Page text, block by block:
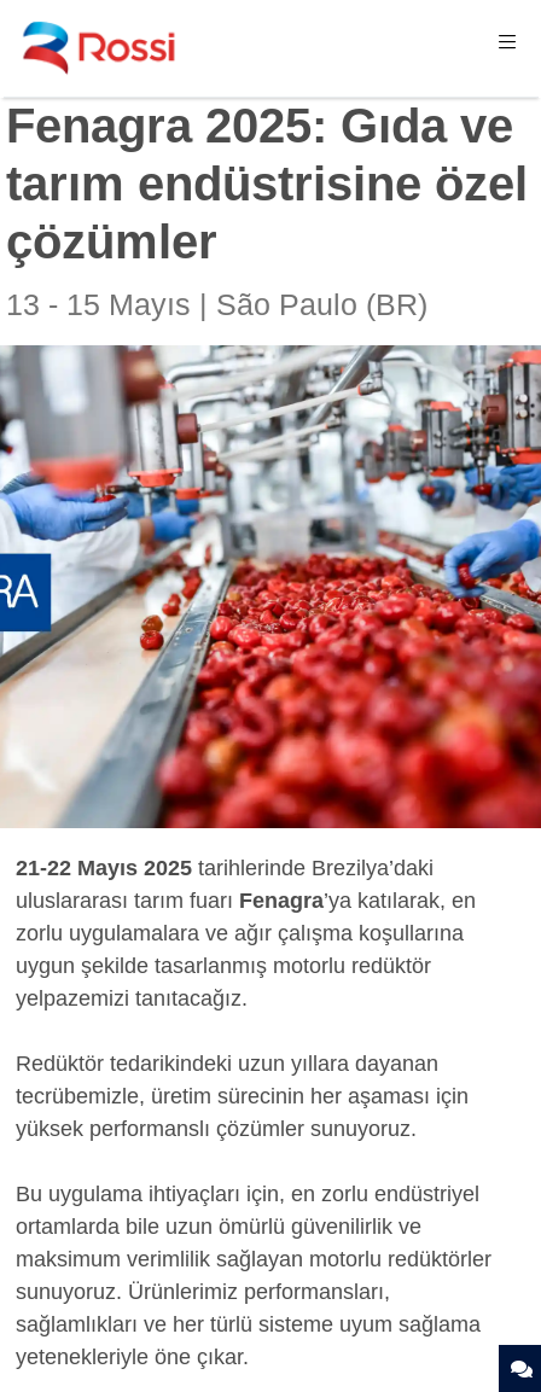
Fenagra 2025: Gıda ve
tarım endüstrisine özel
çözümler
13 - 15 Mayıs | São Paulo (BR)
21-22 Mayıs 2025tarihlerinde Brezilya’daki
uluslararası tarım fuarı Fenagra’ya katılarak, en
zorlu uygulamalara ve ağır çalışma koşullarına
uygun şekilde tasarlanmış motorlu redüktör
yelpazemizi tanıtacağız.
Redüktör tedarikindeki uzun yıllara dayanan
tecrübemizle, üretim sürecinin her aşaması için
yüksek performanslı çözümler sunuyoruz.
Bu uygulama ihtiyaçları için, en zorlu endüstriyel
ortamlarda bile uzun ömürlü güvenilirlik ve
maksimum verimlilik sağlayan motorlu redüktörler
sunuyoruz. Ürünlerimiz performansları,
sağlamlıkları ve her türlü sisteme uyum sağlama
yetenekleriyle öne çıkar.